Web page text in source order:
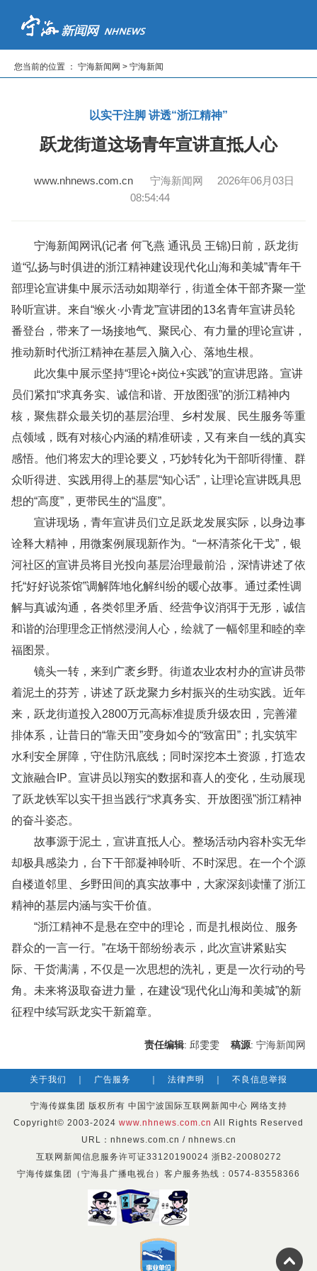
首页 | 新闻 | 专题 | 读报纸
您当前的位置 ： 宁海新闻网 > 宁海新闻
以实干注脚 讲透“浙江精神”
跃龙街道这场青年宣讲直抵人心
www.nhnews.com.cn宁海新闻网 2026年06月03日
08:54:44
宁海新闻网讯(记者 何飞燕 通讯员 王锦)日前，跃龙街
道“弘扬与时俱进的浙江精神建设现代化山海和美城”青年干
部理论宣讲集中展示活动如期举行，街道全体干部齐聚一堂
聆听宣讲。来自“缑火·小青龙”宣讲团的13名青年宣讲员轮
番登台，带来了一场接地气、聚民心、有力量的理论宣讲，
推动新时代浙江精神在基层入脑入心、落地生根。
此次集中展示坚持“理论+岗位+实践”的宣讲思路。宣讲
员们紧扣“求真务实、诚信和谐、开放图强”的浙江精神内
核，聚焦群众最关切的基层治理、乡村发展、民生服务等重
点领域，既有对核心内涵的精准研读，又有来自一线的真实
感悟。他们将宏大的理论要义，巧妙转化为干部听得懂、群
众听得进、实践用得上的基层“知心话”，让理论宣讲既具思
想的“高度”，更带民生的“温度”。
宣讲现场，青年宣讲员们立足跃龙发展实际，以身边事
诠释大精神，用微案例展现新作为。“一杯清茶化干戈”，银
河社区的宣讲员将目光投向基层治理最前沿，深情讲述了依
托“好好说茶馆”调解阵地化解纠纷的暖心故事。通过柔性调
解与真诚沟通，各类邻里矛盾、经营争议消弭于无形，诚信
和谐的治理理念正悄然浸润人心，绘就了一幅邻里和睦的幸
福图景。
镜头一转，来到广袤乡野。街道农业农村办的宣讲员带
着泥土的芬芳，讲述了跃龙聚力乡村振兴的生动实践。近年
来，跃龙街道投入2800万元高标准提质升级农田，完善灌
排体系，让昔日的“靠天田”变身如今的“致富田”；扎实筑牢
水利安全屏障，守住防汛底线；同时深挖本土资源，打造农
文旅融合IP。宣讲员以翔实的数据和喜人的变化，生动展现
了跃龙铁军以实干担当践行“求真务实、开放图强”浙江精神
的奋斗姿态。
故事源于泥土，宣讲直抵人心。整场活动内容朴实无华
却极具感染力，台下干部凝神聆听、不时深思。在一个个源
自楼道邻里、乡野田间的真实故事中，大家深刻读懂了浙江
精神的基层内涵与实干价值。
“浙江精神不是悬在空中的理论，而是扎根岗位、服务
群众的一言一行。”在场干部纷纷表示，此次宣讲紧贴实
际、干货满满，不仅是一次思想的洗礼，更是一次行动的号
角。未来将汲取奋进力量，在建设“现代化山海和美城”的新
征程中续写跃龙实干新篇章。
责任编辑: 邱雯雯 稿源: 宁海新闻网
关于我们 广告服务 法律声明 不良信息举报
宁海传媒集团 版权所有 中国宁波国际互联网新闻中心 网络支持
Copyright© 2003-2024 www.nhnews.com.cn All Rights Reserved
URL：nhnews.com.cn / nhnews.cn
互联网新闻信息服务许可证33120190024 浙B2-20080272
宁海传媒集团（宁海县广播电视台）客户服务热线：0574-83558366